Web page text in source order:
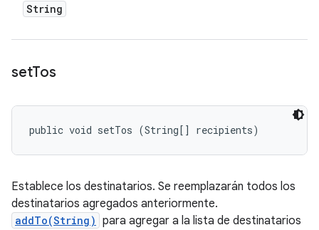
String
setTos
public void setTos (String[] recipients)
Establece los destinatarios. Se reemplazarán todos los
destinatarios agregados anteriormente.
addTo(String) para agregar a la lista de destinatarios